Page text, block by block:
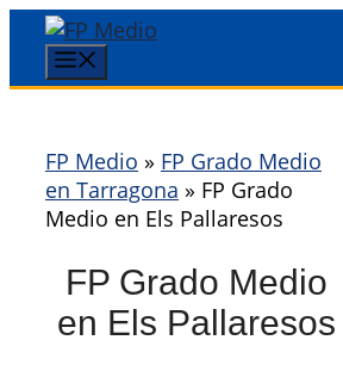
Saltar
contenido
FP Medio » FP Grado Medio
en Tarragona » FP Grado
Medio en Els Pallaresos
FP Grado Medio
en Els Pallaresos